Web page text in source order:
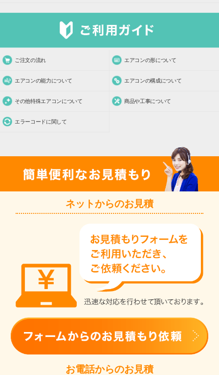
ご注文の流れ エアコンの形について
エアコンの能力について エアコンの構成について
その他特殊エアコンについて 商品や工事について
エラーコードに関して
ネットからのお見積
お電話からのお見積